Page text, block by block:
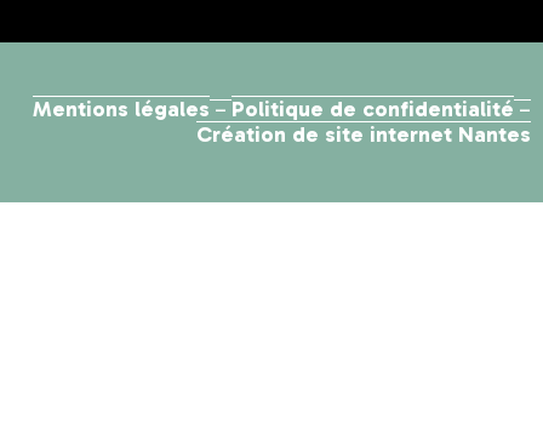
Mentions légales – Politique de confidentialité –
Création de site internet Nantes